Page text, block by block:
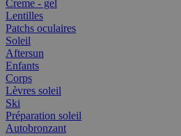
Creme - gel
Lentilles
Patchs oculaires
Soleil
Aftersun
Enfants
Corps
Lèvres soleil
Ski
Préparation soleil
Autobronzant